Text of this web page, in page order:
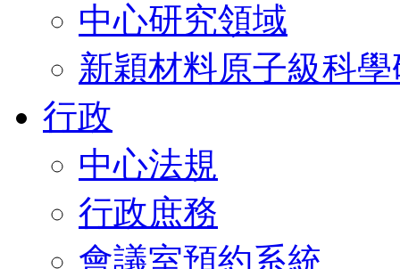
中心研究領域
新穎材料原子級科
行政
中心法規
行政庶務
會議室預約系統